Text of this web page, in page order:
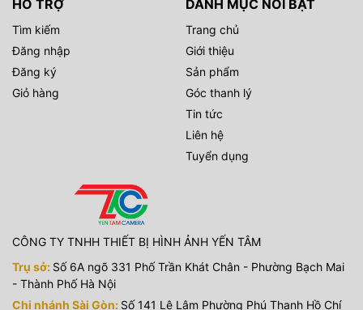
HỖ TRỢ
Tìm kiếm
Đăng nhập
Đăng ký
Giỏ hàng
DANH MỤC NỔI BẬT
Trang chủ
Giới thiệu
Sản phẩm
Góc thanh lý
Tin tức
Liên hệ
Tuyển dụng
CÔNG TY TNHH THIẾT BỊ HÌNH ẢNH YẾN TÂM
Trụ sở: Số 6A ngõ 331 Phố Trần Khát Chân - Phường Bạch Mai
- Thành Phố Hà Nội
Chi nhánh Sài Gòn: Số 141 Lê Lâm Phường Phú Thạnh Hồ Chí